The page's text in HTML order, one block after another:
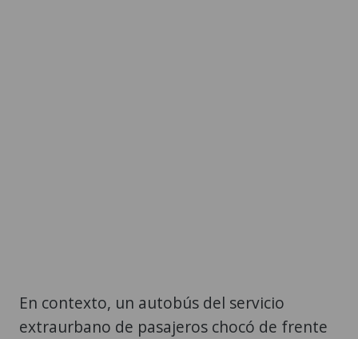
En contexto, un autobús del servicio
extraurbano de pasajeros chocó de frente